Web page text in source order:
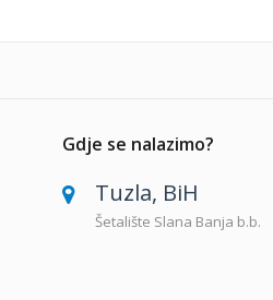
Gdje se nalazimo?
Tuzla, BiH
Šetalište Slana Banja b.b.